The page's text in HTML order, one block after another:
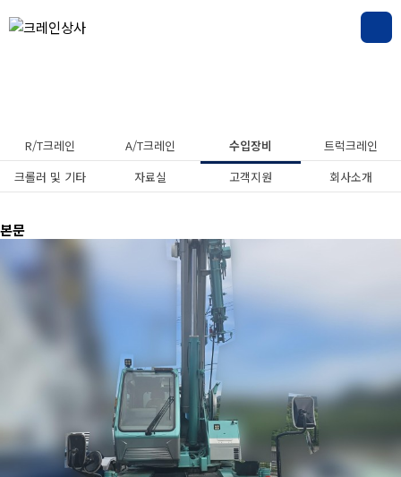
R/T크레인 A/T크레인 수입장비
트럭크레인
크롤러 및 기타
자료실 고객지원 회사소개
본문